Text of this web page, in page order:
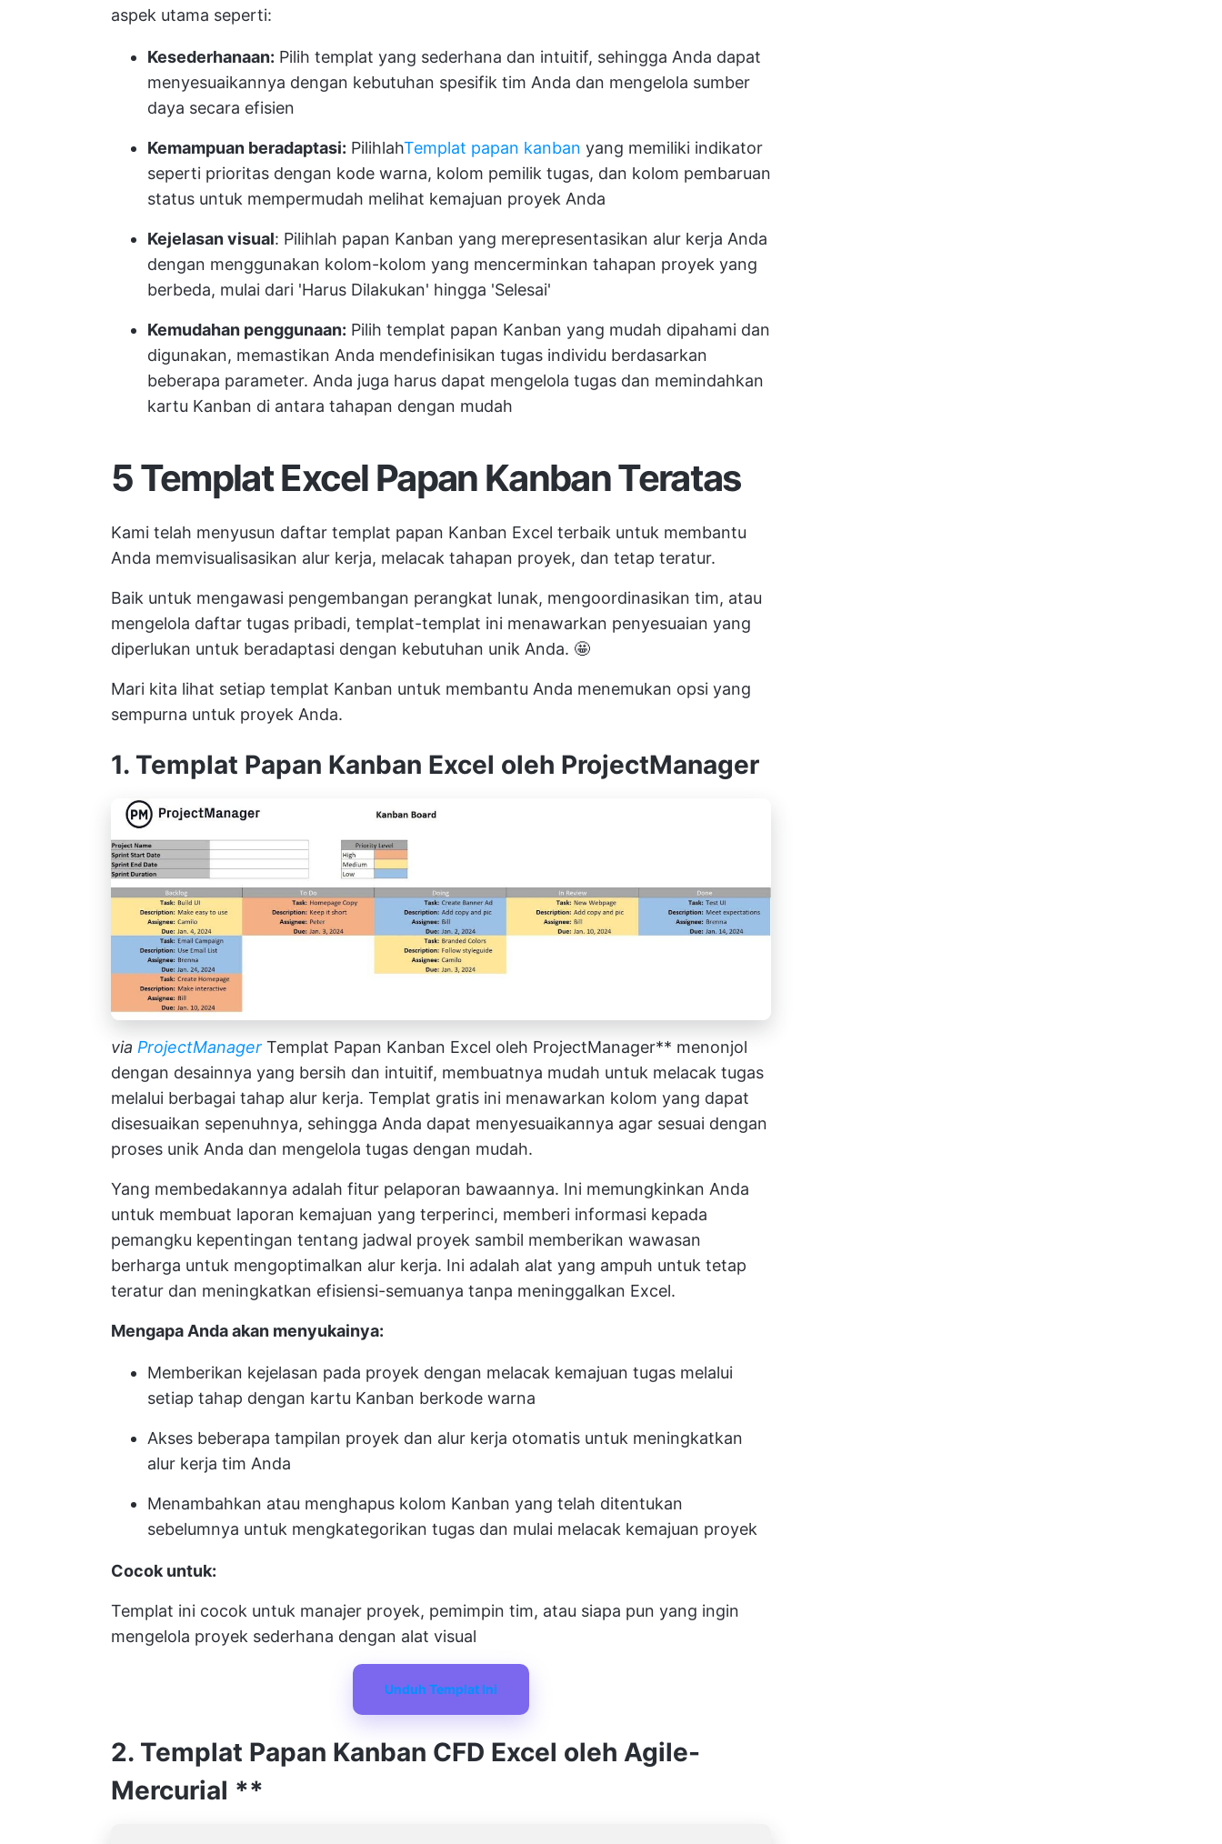
aspek utama seperti:
Kesederhanaan: Pilih templat yang sederhana dan intuitif, sehingga Anda dapat
menyesuaikannya dengan kebutuhan spesifik tim Anda dan mengelola sumber
daya secara efisien
Kemampuan beradaptasi: PilihlahTemplat papan kanban yang memiliki indikator
seperti prioritas dengan kode warna, kolom pemilik tugas, dan kolom pembaruan
status untuk mempermudah melihat kemajuan proyek Anda
Kejelasan visual: Pilihlah papan Kanban yang merepresentasikan alur kerja Anda
dengan menggunakan kolom-kolom yang mencerminkan tahapan proyek yang
berbeda, mulai dari 'Harus Dilakukan' hingga 'Selesai'
Kemudahan penggunaan: Pilih templat papan Kanban yang mudah dipahami dan
digunakan, memastikan Anda mendefinisikan tugas individu berdasarkan
beberapa parameter. Anda juga harus dapat mengelola tugas dan memindahkan
kartu Kanban di antara tahapan dengan mudah
5 Templat Excel Papan Kanban Teratas
Kami telah menyusun daftar templat papan Kanban Excel terbaik untuk membantu
Anda memvisualisasikan alur kerja, melacak tahapan proyek, dan tetap teratur.
Baik untuk mengawasi pengembangan perangkat lunak, mengoordinasikan tim, atau
mengelola daftar tugas pribadi, templat-templat ini menawarkan penyesuaian yang
diperlukan untuk beradaptasi dengan kebutuhan unik Anda. 🤩
Mari kita lihat setiap templat Kanban untuk membantu Anda menemukan opsi yang
sempurna untuk proyek Anda.
1. Templat Papan Kanban Excel oleh ProjectManager
via ProjectManager Templat Papan Kanban Excel oleh ProjectManager** menonjol
dengan desainnya yang bersih dan intuitif, membuatnya mudah untuk melacak tugas
melalui berbagai tahap alur kerja. Templat gratis ini menawarkan kolom yang dapat
disesuaikan sepenuhnya, sehingga Anda dapat menyesuaikannya agar sesuai dengan
proses unik Anda dan mengelola tugas dengan mudah.
Yang membedakannya adalah fitur pelaporan bawaannya. Ini memungkinkan Anda
untuk membuat laporan kemajuan yang terperinci, memberi informasi kepada
pemangku kepentingan tentang jadwal proyek sambil memberikan wawasan
berharga untuk mengoptimalkan alur kerja. Ini adalah alat yang ampuh untuk tetap
teratur dan meningkatkan efisiensi-semuanya tanpa meninggalkan Excel.
Mengapa Anda akan menyukainya:
Memberikan kejelasan pada proyek dengan melacak kemajuan tugas melalui
setiap tahap dengan kartu Kanban berkode warna
Akses beberapa tampilan proyek dan alur kerja otomatis untuk meningkatkan
alur kerja tim Anda
Menambahkan atau menghapus kolom Kanban yang telah ditentukan
sebelumnya untuk mengkategorikan tugas dan mulai melacak kemajuan proyek
Cocok untuk:
Templat ini cocok untuk manajer proyek, pemimpin tim, atau siapa pun yang ingin
mengelola proyek sederhana dengan alat visual
Unduh Templat Ini
2. Templat Papan Kanban CFD Excel oleh Agile-
Mercurial **